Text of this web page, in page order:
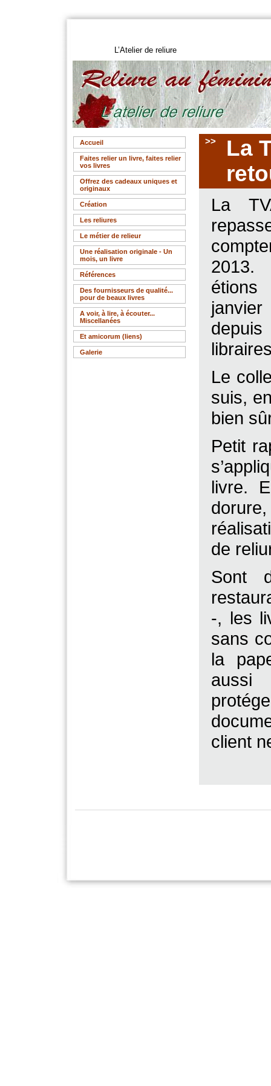
L’Atelier de reliure
Accueil
Faites relier un livre, faites relier
vos livres
Offrez des cadeaux uniques et
originaux
Création
Les reliures
Le métier de relieur
Une réalisation originale - Un
mois, un livre
Références
Des fournisseurs de qualité...
pour de beaux livres
A voir, à lire, à écouter...
Miscellanées
Et amicorum (liens)
Galerie
>>
La
La
2013.
Le
suis,
bien
Petit
livre.
de
Sont
-, les
sans
la
aussi
client